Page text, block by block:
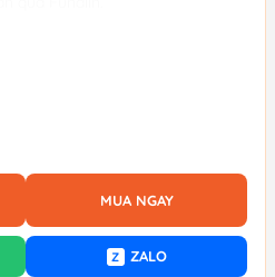
MUA NGAY
Z ZALO